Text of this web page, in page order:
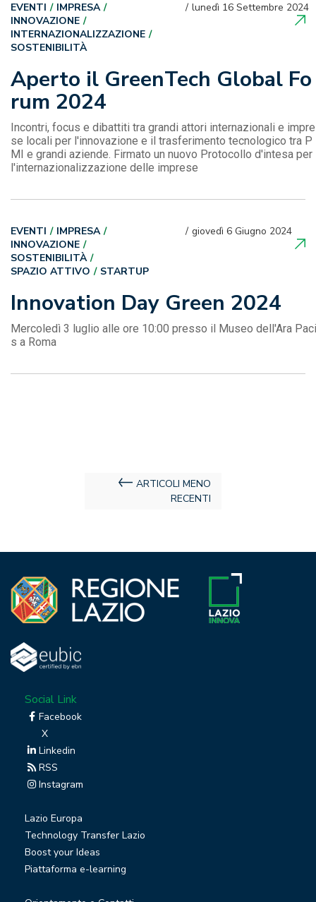
Aperto il GreenTech Global Fo
rum 2024
lunedì 16 Settembre 2024
EVENTI
IMPRESA
INNOVAZIONE
INTERNAZIONALIZZAZIONE
SOSTENIBILITÀ
Incontri, focus e dibattiti tra grandi attori internazionali e impre
se locali per l'innovazione e il trasferimento tecnologico tra P
MI e grandi aziende. Firmato un nuovo Protocollo d'intesa per
l'internazionalizzazione delle imprese
Innovation Day Green 2024
giovedì 6 Giugno 2024
EVENTI
IMPRESA
INNOVAZIONE
SOSTENIBILITÀ
SPAZIO ATTIVO
STARTUP
Mercoledì 3 luglio alle ore 10:00 presso il Museo dell'Ara Paci
s a Roma
ARTICOLI MENO
RECENTI
Social Link
Facebook
X
Linkedin
RSS
Instagram
Lazio Europa
Technology Transfer Lazio
Boost your Ideas
Piattaforma e-learning